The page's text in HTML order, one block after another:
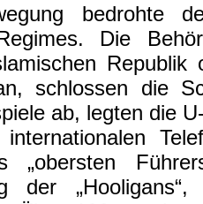
bedrohte
Die
Republik
schlossen die
ab, legten die
„obersten
der